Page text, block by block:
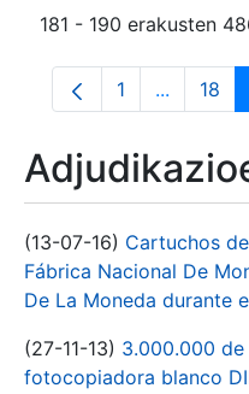
181 - 190 erakusten
Orrialdea
1 ... 18
(13-07-16) Cartuchos
Fábrica Nacional De
De La Moneda durante
(27-11-13) 3.000.000
fotocopiadora blanco